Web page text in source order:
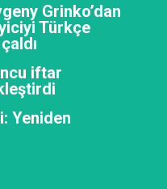
Grinko’dan
Türkçe
iftar
Yeniden